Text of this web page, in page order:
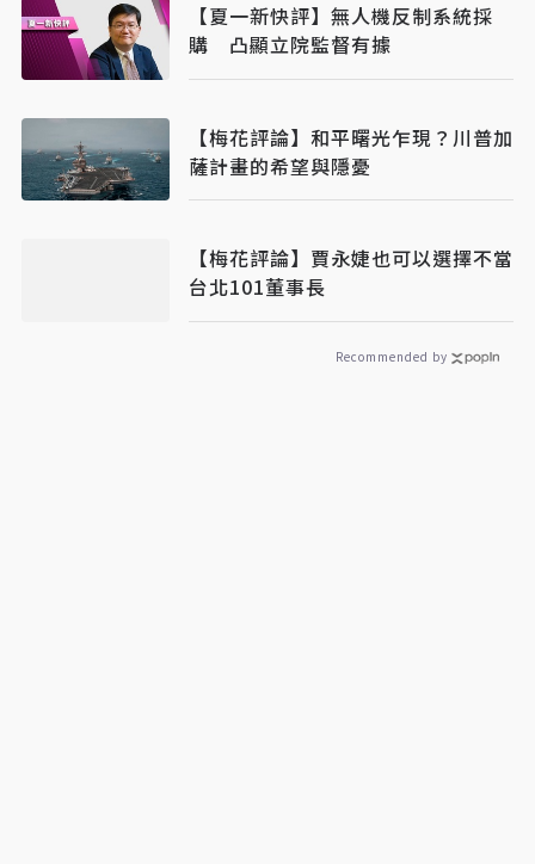
【夏一新快評】無人機反制系統採
購 凸顯立院監督有據
【梅花評論】和平曙光乍現？川普加
薩計畫的希望與隱憂
【梅花評論】賈永婕也可以選擇不當
台北101董事長
Recommended by